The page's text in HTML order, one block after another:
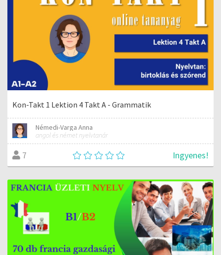
Kon-Takt 1 Lektion 4 Takt A - Grammatik
Némedi-Varga Anna
angol és német nyelvtanár
7 Ingyenes!